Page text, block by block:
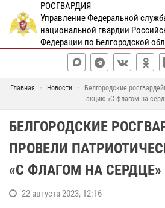
РОСГВАРДИЯ
Управление Федеральной
национальной гвардии
Федерации по Белгородской
Главная Новости
Белгородские
акцию «С флагом на
БЕЛГОРОДСКИЕ
ПРОВЕЛИ
«С ФЛАГОМ НА СЕРДЦЕ»
22 августа 2023, 12:16